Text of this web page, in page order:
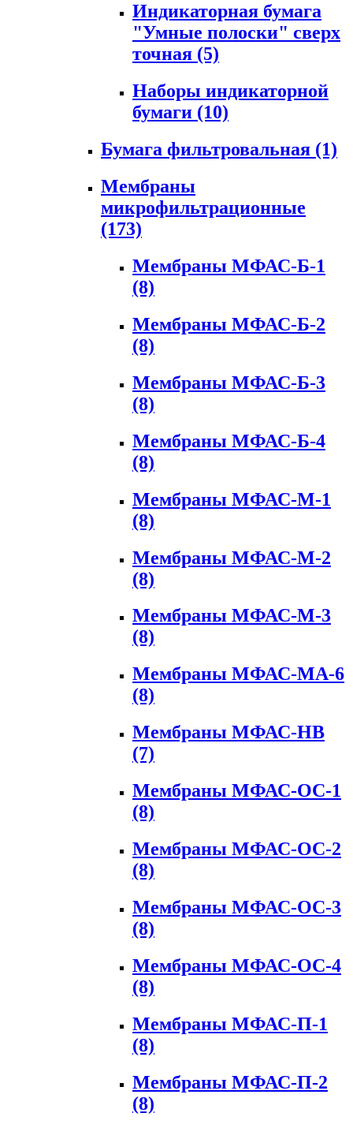
Индикаторная бумага
"Умные полоски" сверх
точная (5)
Наборы индикаторной
бумаги (10)
Бумага фильтровальная (1)
Мембраны
микрофильтрационные
(173)
Мембраны МФАС-Б-1
(8)
Мембраны МФАС-Б-2
(8)
Мембраны МФАС-Б-3
(8)
Мембраны МФАС-Б-4
(8)
Мембраны МФАС-М-1
(8)
Мембраны МФАС-М-2
(8)
Мембраны МФАС-М-3
(8)
Мембраны МФАС-МА-6
(8)
Мембраны МФАС-НВ
(7)
Мембраны МФАС-ОС-1
(8)
Мембраны МФАС-ОС-2
(8)
Мембраны МФАС-ОС-3
(8)
Мембраны МФАС-ОС-4
(8)
Мембраны МФАС-П-1
(8)
Мембраны МФАС-П-2
(8)